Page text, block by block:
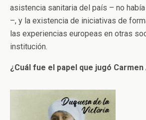
asistencia sanitaria del país – no
–, y la existencia de iniciativas de
las experiencias europeas en otras
institución.
¿Cuál fue el papel que jugó